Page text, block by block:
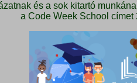
és a sok kitartó
a Code Week School címet